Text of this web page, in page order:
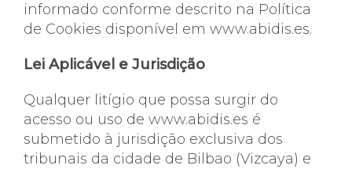
informado conforme descrito na Política
de Cookies disponível em www.abidis.es.
Lei Aplicável e Jurisdição
Qualquer litígio que possa surgir do
acesso ou uso de www.abidis.es é
submetido à jurisdição exclusiva dos
tribunais da cidade de Bilbao (Vizcaya) e